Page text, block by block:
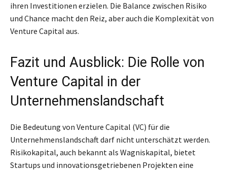
ihren Investitionen erzielen. Die Balance zwischen Risiko
und Chance macht den Reiz, aber auch die Komplexität von
Venture Capital aus.
Fazit und Ausblick: Die Rolle von
Venture Capital in der
Unternehmenslandschaft
Die Bedeutung von Venture Capital (VC) für die
Unternehmenslandschaft darf nicht unterschätzt werden.
Risikokapital, auch bekannt als Wagniskapital, bietet
Startups und innovationsgetriebenen Projekten eine